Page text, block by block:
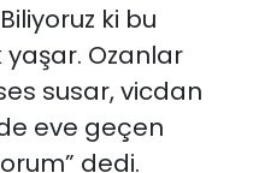
ki bu
Ozanlar
susar, vicdan
eve geçen
dedi.